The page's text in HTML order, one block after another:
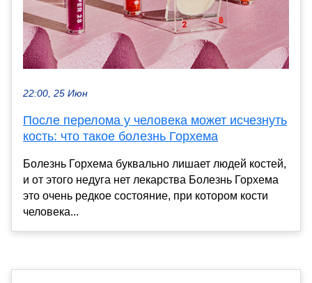
22:00, 25 Июн
После перелома у человека может исчезнуть
кость: что такое болезнь Горхема
Болезнь Горхема буквально лишает людей костей,
и от этого недуга нет лекарства Болезнь Горхема
это очень редкое состояние, при котором кости
человека...